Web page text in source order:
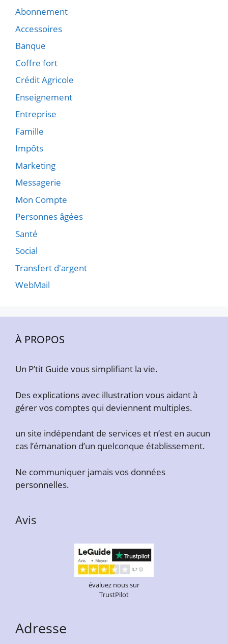
Abonnement
Accessoires
Banque
Coffre fort
Crédit Agricole
Enseignement
Entreprise
Famille
Impôts
Marketing
Messagerie
Mon Compte
Personnes âgées
Santé
Social
Transfert d'argent
WebMail
À PROPOS
Un P’tit Guide vous simplifiant la vie.
Des explications avec illustration vous aidant à
gérer vos comptes qui deviennent multiples.
un site indépendant de services et n’est en aucun
cas l’émanation d’un quelconque établissement.
Ne communiquer jamais vos données
personnelles.
Avis
évaluez nous sur
TrustPilot
Adresse